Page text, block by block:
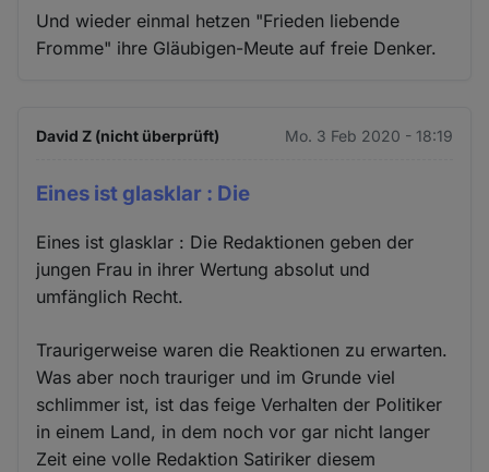
Und wieder einmal hetzen "Frieden liebende
Fromme" ihre Gläubigen-Meute auf freie Denker.
David Z (nicht überprüft) Mo. 3 Feb 2020 - 18:19
Eines ist glasklar : Die
Eines ist glasklar : Die Redaktionen geben der
jungen Frau in ihrer Wertung absolut und
umfänglich Recht.
Traurigerweise waren die Reaktionen zu erwarten.
Was aber noch trauriger und im Grunde viel
schlimmer ist, ist das feige Verhalten der Politiker
in einem Land, in dem noch vor gar nicht langer
Zeit eine volle Redaktion Satiriker diesem
Cookies